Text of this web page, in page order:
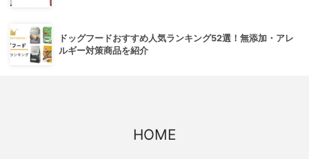
ドッグフードおすすめ人気ランキング52選！無添加・アレ
ルギー対策商品を紹介
HOME